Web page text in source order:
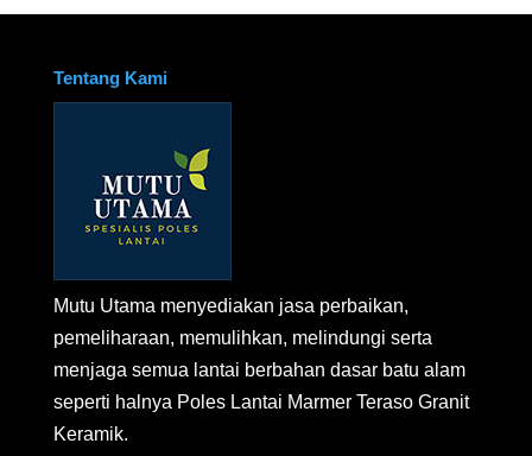
Tentang Kami
Mutu Utama menyediakan jasa perbaikan,
pemeliharaan, memulihkan, melindungi serta
menjaga semua lantai berbahan dasar batu alam
seperti halnya Poles Lantai Marmer Teraso Granit
Keramik.